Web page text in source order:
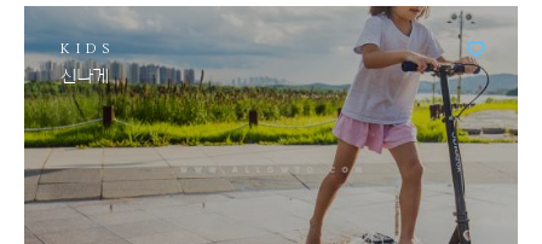
KIDS
신나게